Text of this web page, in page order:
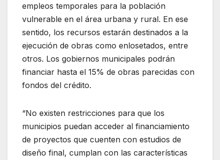
empleos temporales para la población
vulnerable en el área urbana y rural. En ese
sentido, los recursos estarán destinados a la
ejecución de obras como enlosetados, entre
otros. Los gobiernos municipales podrán
financiar hasta el 15% de obras parecidas con
fondos del crédito.
“No existen restricciones para que los
municipios puedan acceder al financiamiento
de proyectos que cuenten con estudios de
diseño final, cumplan con las características